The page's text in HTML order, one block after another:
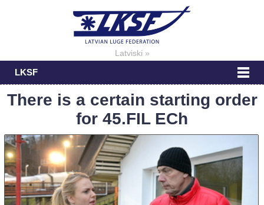
Latviski »
LKSF
There is a certain starting order
for 45.FIL ECh